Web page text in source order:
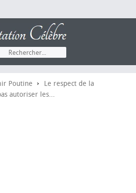
Poutine ›
Le respect de la
autoriser les...